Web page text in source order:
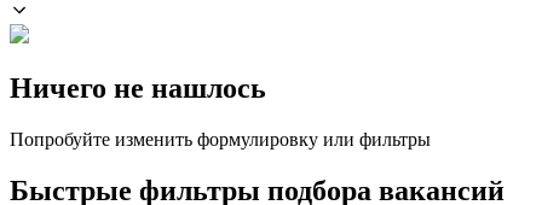
Ничего не нашлось
Попробуйте изменить формулировку или фильтры
Быстрые фильтры подбора вакансий